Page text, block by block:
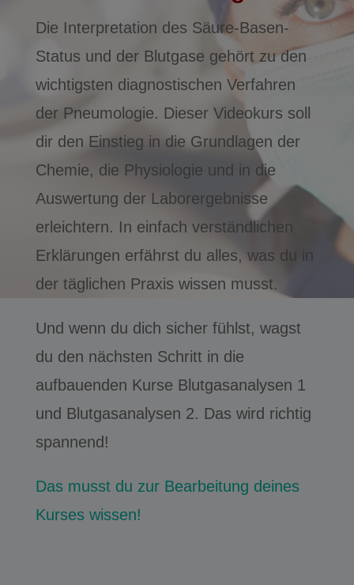
Die Interpretation des Säure-Basen-
Status und der Blutgase gehört zu den
wichtigsten diagnostischen Verfahren
der Pneumologie. Dieser Videokurs soll
dir den Einstieg in die Grundlagen der
Chemie, die Physiologie und in die
Auswertung der Laborergebnisse
erleichtern. In einfach verständlichen
Erklärungen erfährst du alles, was du in
der täglichen Praxis wissen musst.
Und wenn du dich sicher fühlst, wagst
du den nächsten Schritt in die
aufbauenden Kurse Blutgasanalysen 1
und Blutgasanalysen 2. Das wird richtig
spannend!
Das musst du zur Bearbeitung deines
Kurses wissen!